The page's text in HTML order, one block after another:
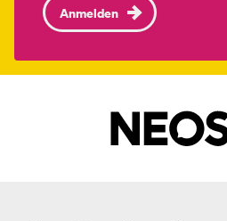
Anmelden